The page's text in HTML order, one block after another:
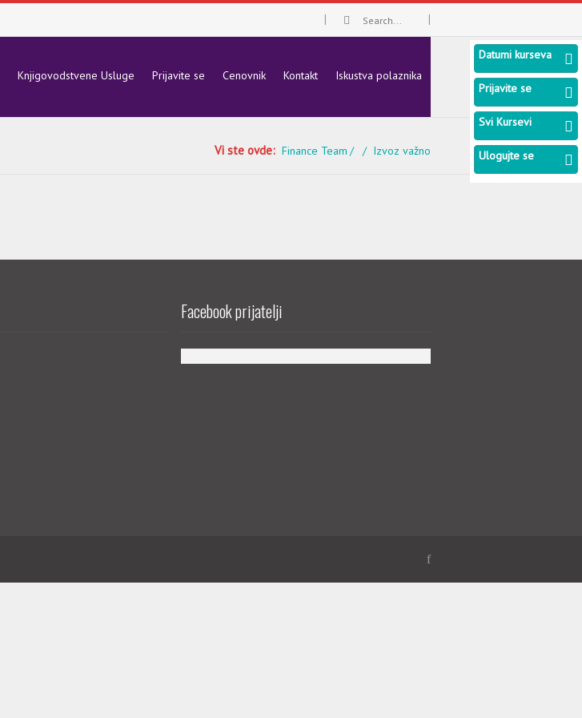
Knjigovodstvene Usluge Prijavite se Cenovnik Kontakt Iskustva polaznika
Vi ste ovde: Finance Team Izvoz važno
Facebook prijatelji
Datumi kurseva
Prijavite se
Svi Kursevi
Ulogujte se